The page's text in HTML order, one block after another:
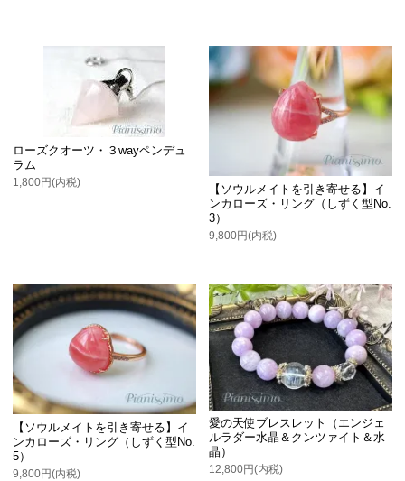
ローズクオーツ・３wayペンデュ
ラム
1,800円(内税)
【ソウルメイトを引き寄せる】イ
ンカローズ・リング（しずく型No.
3）
9,800円(内税)
【ソウルメイトを引き寄せる】イ
ンカローズ・リング（しずく型No.
5）
9,800円(内税)
愛の天使ブレスレット（エンジェ
ルラダー水晶＆クンツァイト＆水
晶）
12,800円(内税)